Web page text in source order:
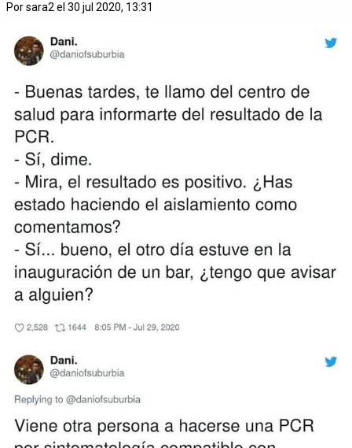
Por sara2 el 30 jul 2020, 13:31